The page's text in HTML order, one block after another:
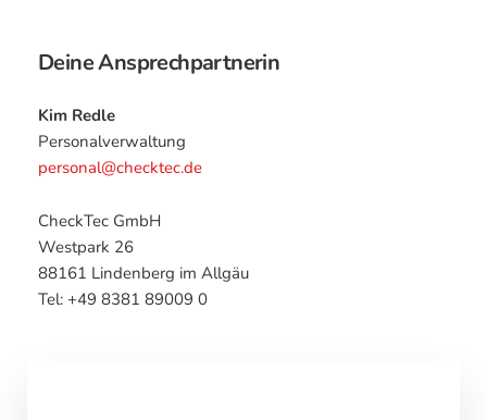
Deine Ansprechpartnerin
Kim Redle
Personalverwaltung
personal@checktec.de
CheckTec GmbH
Westpark 26
88161 Lindenberg im Allgäu
Tel: +49 8381 89009 0